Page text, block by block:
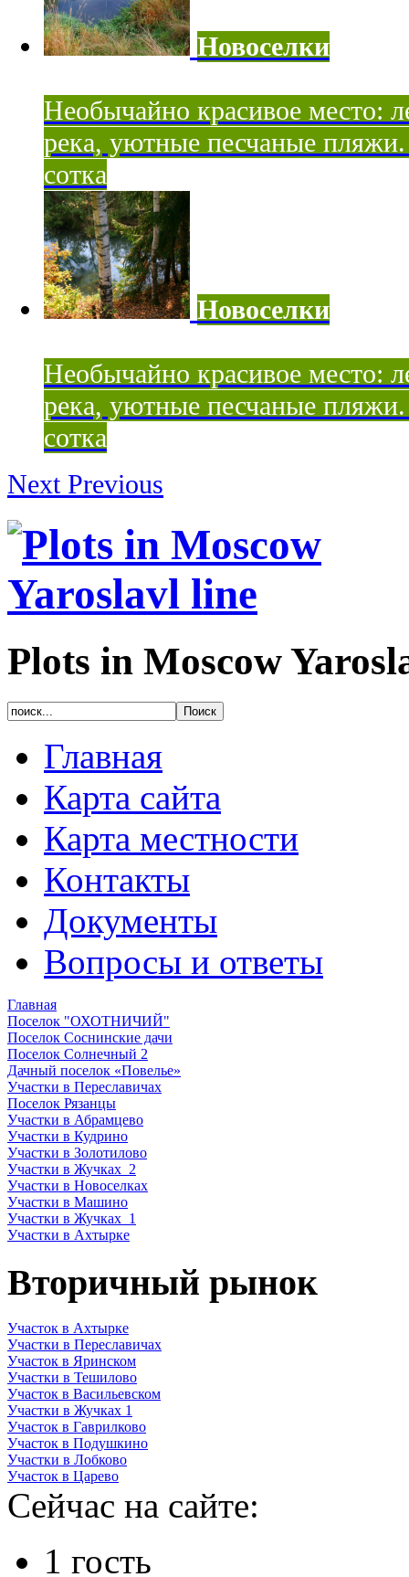
Новоселки
Необычайно красивое место:
река, уютные песчаные
сотка
Новоселки
Необычайно красивое место:
река, уютные песчаные
сотка
Next Previous
Plots in Moscow
Главная
Карта сайта
Карта местности
Контакты
Документы
Вопросы и ответы
Главная
Поселок "ОХОТНИЧИЙ"
Поселок Соснинские дачи
Поселок Солнечный 2
Дачный поселок «Повелье»
Участки в Переславичах
Поселок Рязанцы
Участки в Абрамцево
Участки в Кудрино
Участки в Золотилово
Участки в Жучках_2
Участки в Новоселках
Участки в Машино
Участки в Жучках_1
Участки в Ахтырке
Вторичный рынок
Участок в Ахтырке
Участки в Переславичах
Участок в Яринском
Участки в Тешилово
Участок в Васильевском
Участки в Жучках 1
Участок в Гаврилково
Участок в Подушкино
Участки в Лобково
Участок в Царево
Сейчас на сайте:
1 гость